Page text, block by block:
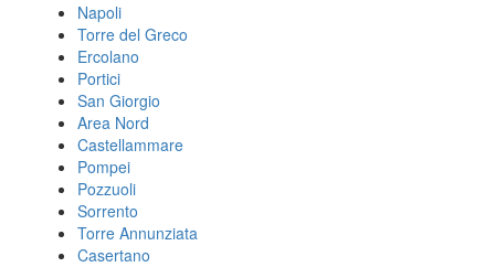
Napoli
Torre del Greco
Ercolano
Portici
San Giorgio
Area Nord
Castellammare
Pompei
Pozzuoli
Sorrento
Torre Annunziata
Casertano